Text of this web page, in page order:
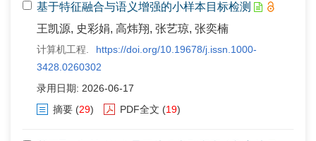
基于特征融合与语义增强的小样本目标检测
王凯源, 史彩娟, 高炜翔, 张艺琼, 张奕楠
计算机工程.
https://doi.org/10.19678/j.issn.1000-
3428.0260302
录用日期: 2026-06-17
摘要 (29) PDF全文 (19)